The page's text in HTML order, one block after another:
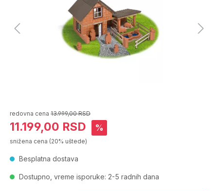
redovna cena 13.999,00 RSD
11.199,00 RSD %
snižena cena (20% uštede)
Besplatna dostava
Dostupno, vreme isporuke: 2-5 radnih dana